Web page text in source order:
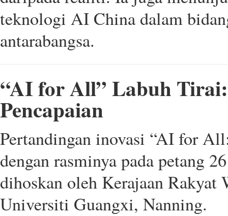
teknologi AI China dalam
antarabangsa.
“AI for All” Labuh Tirai:
Pencapaian
Pertandingan inovasi “AI for
dengan rasminya pada petang
dihoskan oleh Kerajaan
Universiti Guangxi, Nanning.